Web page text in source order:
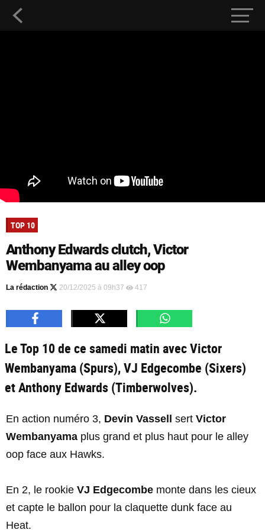
TOP 10
Anthony Edwards clutch, Victor
Wembanyama au alley oop
La rédaction 20/12/2025 à 09h37 417
Le Top 10 de ce samedi matin avec Victor
Wembanyama (Spurs), VJ Edgecombe (Sixers)
et Anthony Edwards (Timberwolves).
En action numéro 3, Devin Vassell sert Victor
Wembanyama plus grand et plus haut pour le alley
oop face aux Hawks.
En 2, le rookie VJ Edgecombe monte dans les cieux
et capte le ballon pour la claquette dunk face au
Heat.